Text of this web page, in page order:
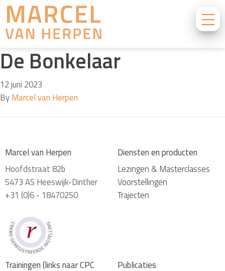
De Bonkelaar
12 juni 2023
ByMarcel van Herpen
Marcel van Herpen
Hoofdstraat 82b
5473 AS Heeswijk-Dinther
+31 (0)6 - 18470250
Diensten en producten
Lezingen & Masterclasses
Voorstellingen
Trajecten
Trainingen (links naar CPC
Publicaties